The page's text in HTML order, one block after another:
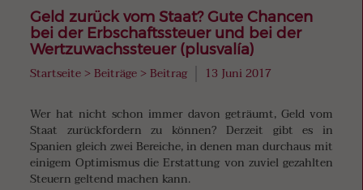
Geld zurück vom Staat? Gute Chancen
bei der Erbschaftssteuer und bei der
Wertzuwachssteuer (plusvalía)
Startseite >Beiträge >Beitrag 13 Juni 2017
Wer hat nicht schon immer davon geträumt, Geld vom
Staat zurückfordern zu können? Derzeit gibt es in
Spanien gleich zwei Bereiche, in denen man durchaus mit
einigem Optimismus die Erstattung von zuviel gezahlten
Steuern geltend machen kann.